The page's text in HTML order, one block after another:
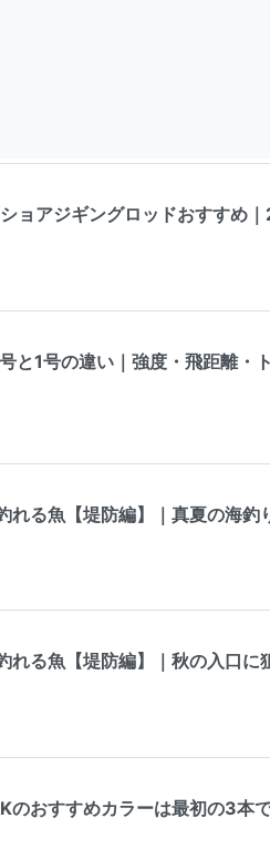
ョアジギングロッドおすすめ
と1号の違い｜強度・飛距離・
れる魚【堤防編】｜真夏の海釣
れる魚【堤防編】｜秋の入口に
のおすすめカラーは最初の3本